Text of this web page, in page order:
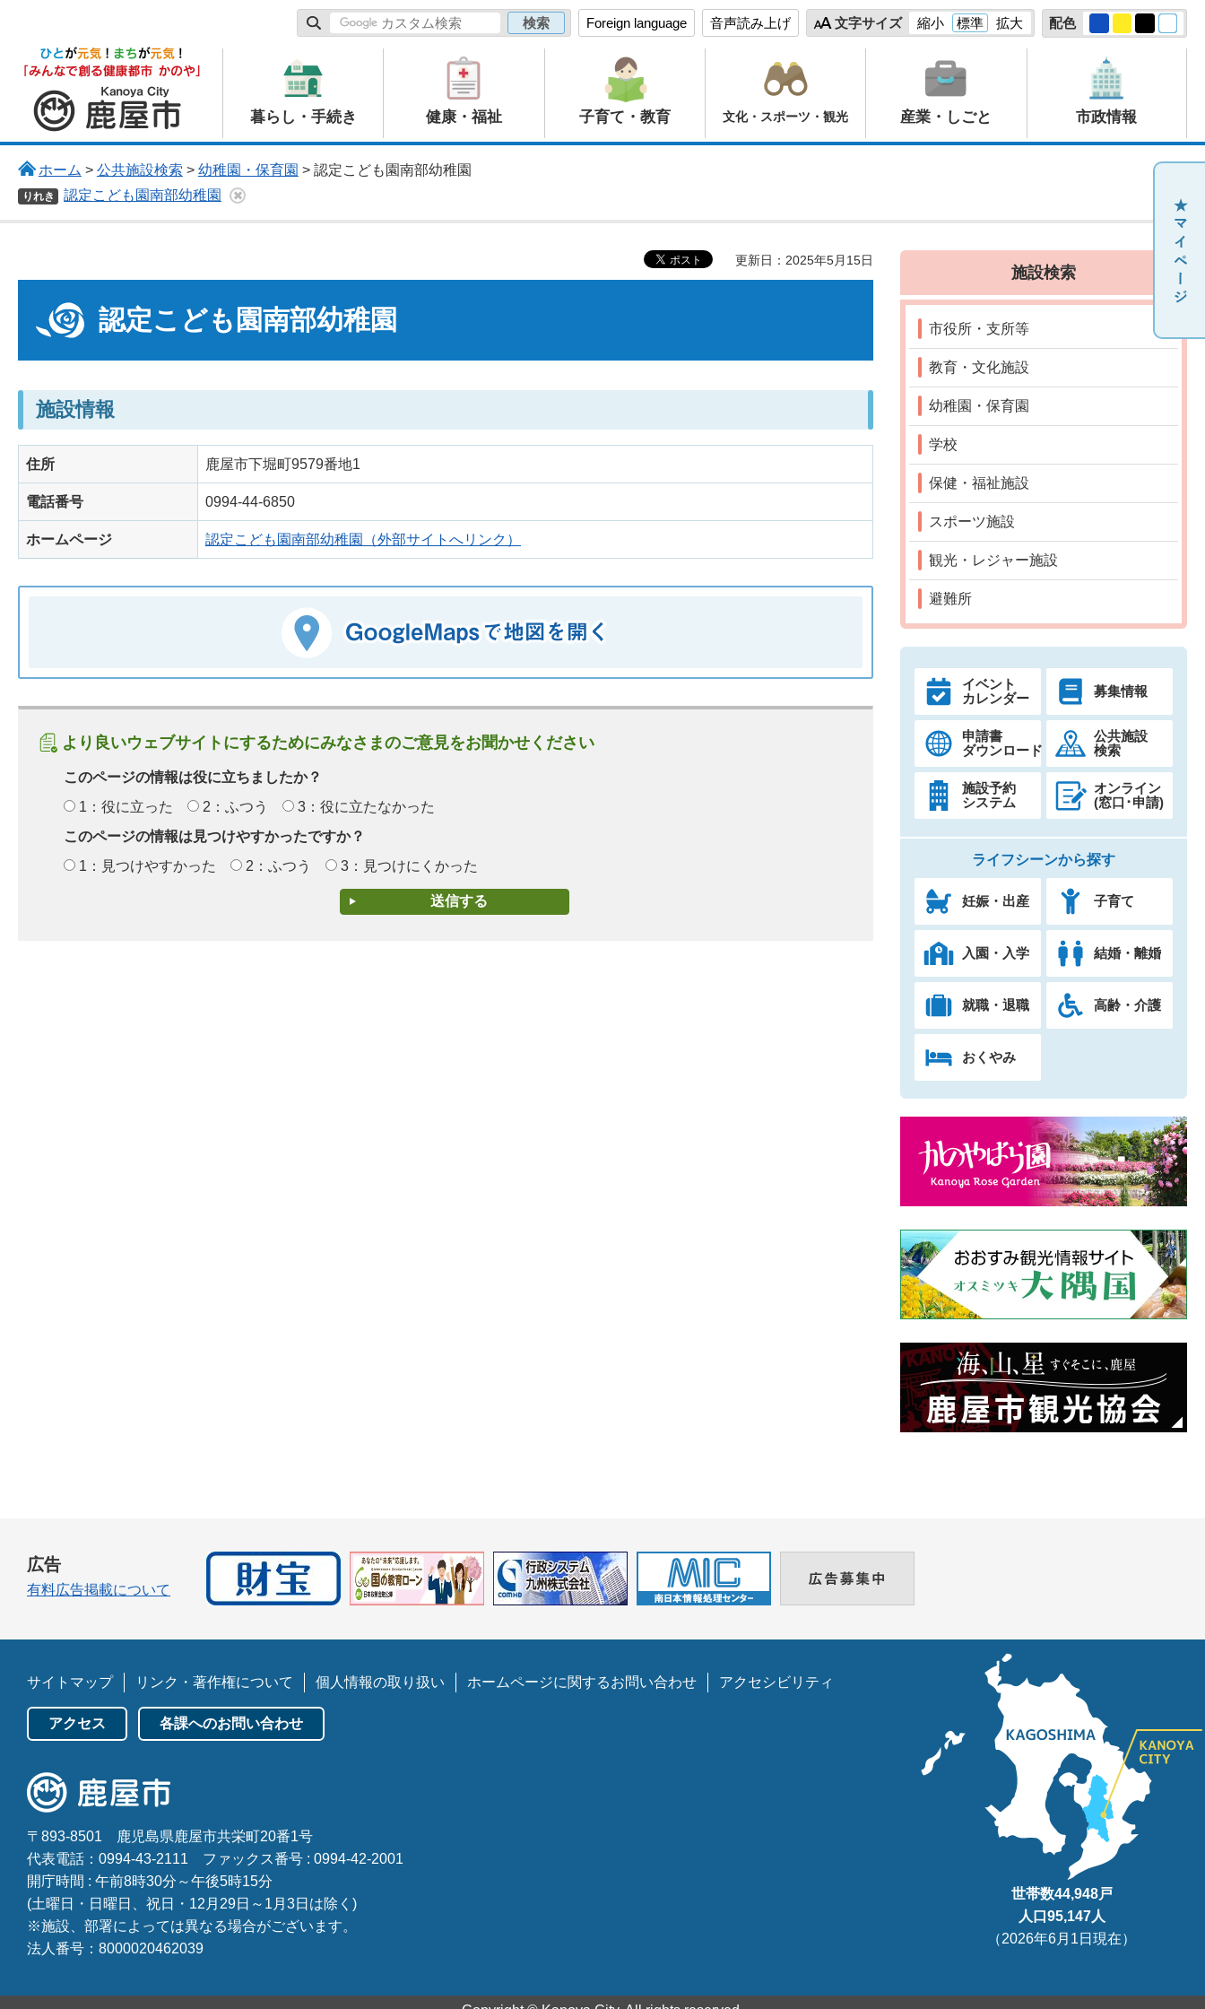
Foreign language 音声読み上げ 文字サイズ 縮小 標準 拡大 配色
鹿屋市
暮らし・手続き 健康・福祉 子育て・教育 文化・スポーツ・観光 産業・しごと 市政情報
ホーム > 公共施設検索 > 幼稚園・保育園 > 認定こども園南部幼稚園
りれき 認定こども園南部幼稚園
更新日：2025年5月15日
認定こども園南部幼稚園
施設情報
住所 鹿屋市下堀町9579番地1
電話番号 0994-44-6850
ホームページ 認定こども園南部幼稚園（外部サイトへリンク）
より良いウェブサイトにするためにみなさまのご意見をお聞かせください
このページの情報は役に立ちましたか？
1：役に立った
2：ふつう
3：役に立たなかった
このページの情報は見つけやすかったですか？
1：見つけやすかった
2：ふつう 3：見つけにくかった
施設検索
市役所・支所等
教育・文化施設
幼稚園・保育園
学校
保健・福祉施設
スポーツ施設
観光・レジャー施設
避難所
イベント
カレンダー
募集情報
申請書
ダウンロード
公共施設
検索
施設予約
システム
オンライン
(窓口･申請)
ライフシーンから探す
妊娠・出産 子育て
入園・入学 結婚・離婚
就職・退職 高齢・介護
おくやみ
広告
有料広告掲載について
サイトマップ リンク・著作権について 個人情報の取り扱い ホームページに関するお問い合わせ アクセシビリティ
アクセス 各課へのお問い合わせ
〒893-8501
鹿児島県鹿屋市共栄町20番1号
代表電話：0994-43-2111
ファックス番号 : 0994-42-2001
開庁時間 : 午前8時30分～午後5時15分
(土曜日・日曜日、祝日・12月29日～1月3日は除く)
※施設、部署によっては異なる場合がございます。
法人番号：8000020462039
世帯数44,948戸
人口95,147人
（2026年6月1日現在）